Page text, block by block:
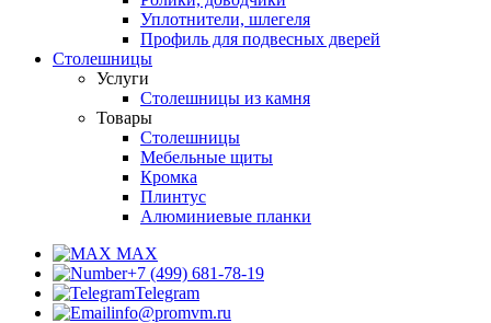
Уплотнители, шлегеля
Профиль для подвесных дверей
Столешницы
Услуги
Столешницы из камня
Товары
Столешницы
Мебельные щиты
Кромка
Плинтус
Алюминиевые планки
MAX
+7 (499) 681-78-19
Telegram
info@promvm.ru